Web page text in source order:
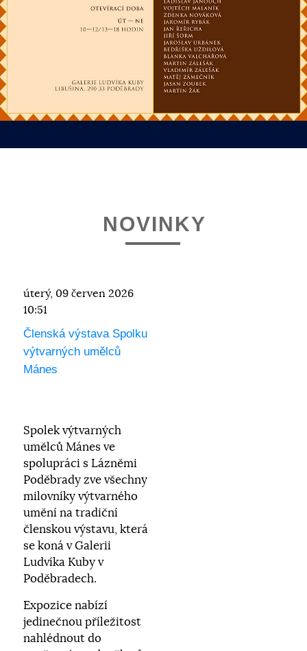
NOVINKY
úterý, 09 červen 2026
10:51
Členská výstava Spolku
výtvarných umělců
Mánes
Spolek výtvarných
umělců Mánes ve
spolupráci s Lázněmi
Poděbrady zve všechny
milovníky výtvarného
umění na tradiční
členskou výstavu, která
se koná v Galerii
Ludvíka Kuby v
Poděbradech.
Expozice nabízí
jedinečnou příležitost
nahlédnout do